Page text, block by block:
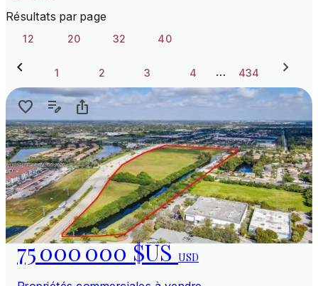
Résultats par page
12 20 32 40
1 2 3 4 … 434
75 000 000 $USUSD